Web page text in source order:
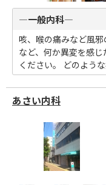
―一般内科―
咳、喉の痛みなど風
など、何か異変を感
ください。 どのよう
あさい内科